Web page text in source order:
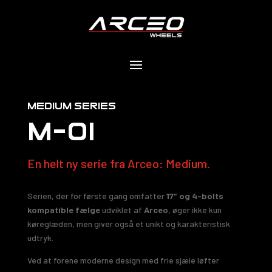
medium serıes
M-01
En helt ny serie fra Arceo: Medium.
Serien, der for første gang omfatter17″ og 4-bolts
kompatible fælgeudviklet af Arceo, øger ikke kun
køreglæden, men giver også et unikt og karakteristisk
udtryk.
Ved at forene moderne design med frie sjæle løfter